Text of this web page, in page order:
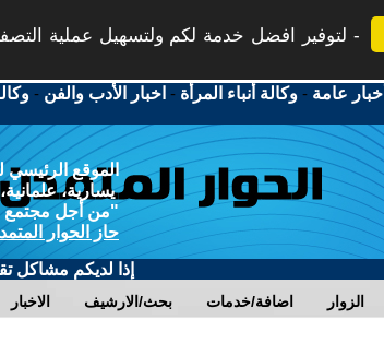
لتوفير افضل خدمة لكم ولتسهيل عملية
أخبار عامة -وكالة أنباء المرأة - اخبار الأدب والفن -
الموقع
يسارية،
"من أجل مجتمع
حاز الحوار
إذا لديكم مشاكل
الاخبار بحث/الارشيف اضافة/خدمات الزوار